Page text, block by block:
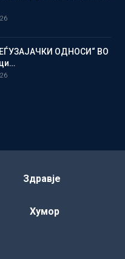
ОДНОСИ“ ВО
Здравје
Хумор